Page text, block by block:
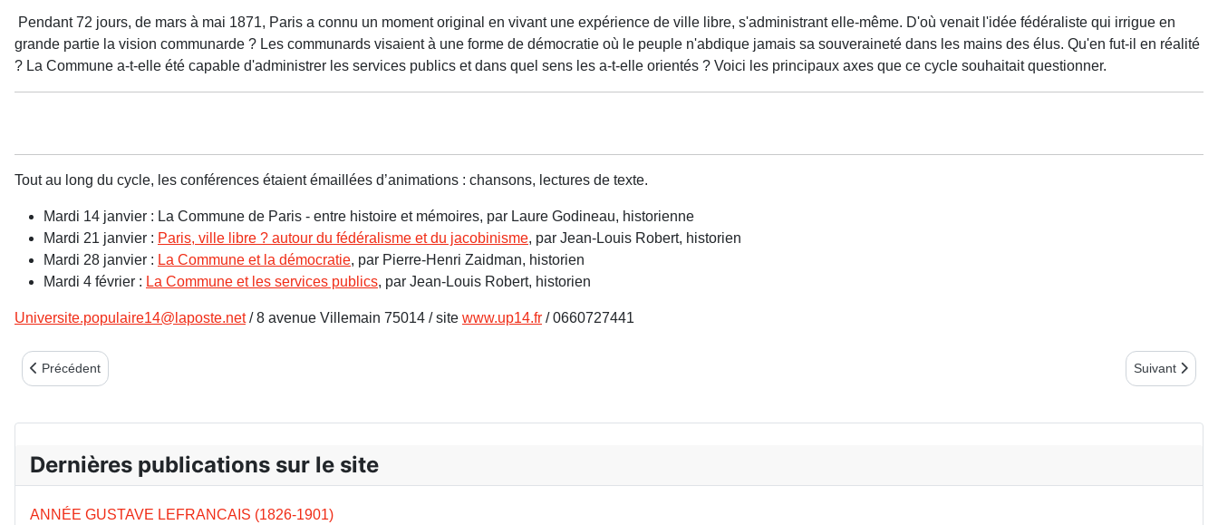
Pendant 72 jours, de mars à mai 1871, Paris a connu un moment original en vivant une expérience de ville libre, s'administrant elle-même. D'où venait l'idée fédéraliste qui irrigue en
grande partie la vision communarde ? Les communards visaient à une forme de démocratie où le peuple n'abdique jamais sa souveraineté dans les mains des élus. Qu'en fut-il en réalité
? La Commune a-t-elle été capable d'administrer les services publics et dans quel sens les a-t-elle orientés ? Voici les principaux axes que ce cycle souhaitait questionner.
Tout au long du cycle, les conférences étaient émaillées d’animations : chansons, lectures de texte.
Mardi 14 janvier : La Commune de Paris - entre histoire et mémoires, par Laure Godineau, historienne
Mardi 21 janvier : Paris, ville libre ? autour du fédéralisme et du jacobinisme, par Jean-Louis Robert, historien
Mardi 28 janvier : La Commune et la démocratie, par Pierre-Henri Zaidman, historien
Mardi 4 février : La Commune et les services publics, par Jean-Louis Robert, historien
Universite.populaire14@laposte.net/ 8 avenue Villemain 75014 / site www.up14.fr / 0660727441
Article précédent : Conférence du mardi 21 janvier 2020 : Paris ville libre ? - autour du fédéralisme et du jacobinisme
Précédent Article
Suivant
Dernières publications sur le site
ANNÉE GUSTAVE LEFRANCAIS (1826-1901)